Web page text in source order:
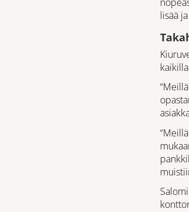
lisää